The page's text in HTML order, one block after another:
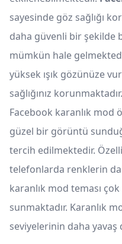
sayesinde göz sağlığı
daha güvenli bir şekilde
mümkün hale
yüksek ışık gözünüze
sağlığınız korunmaktadır.
Facebook karanlık mod
güzel bir görüntü
tercih edilmektedir.
telefonlarda renklerin
karanlık mod teması
sunmaktadır. Karanlık
seviyelerinin daha yavaş